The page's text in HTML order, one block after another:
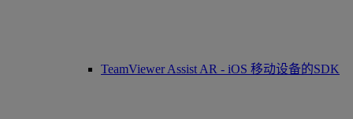
TeamViewer Assist AR - iOS 移动设备的SDK